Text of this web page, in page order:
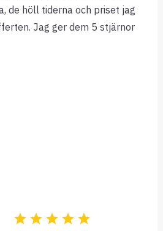
de höll tiderna och priset jag
Jag ger dem 5 stjärnor